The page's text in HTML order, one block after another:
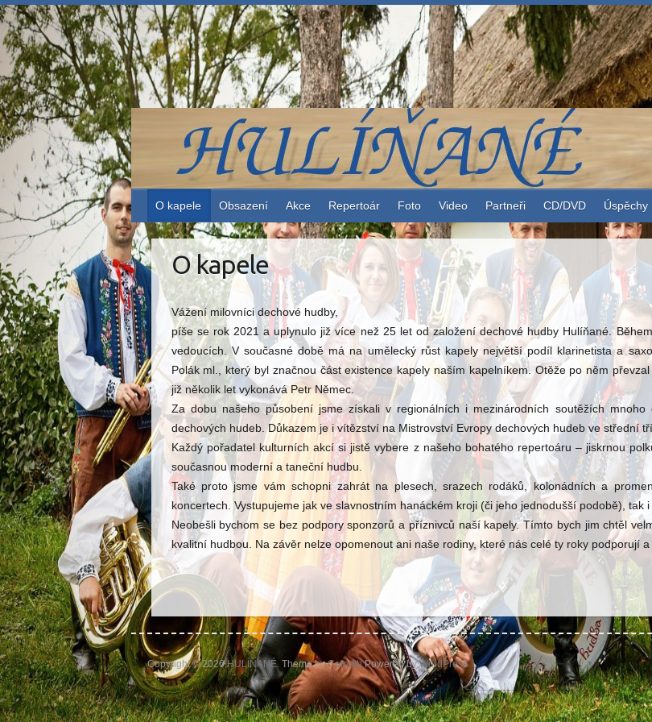
Skip
to
content
O kapele Obsazení Akce Repertoár Foto Video Partneři CD/DVD Úspěchy
O kapele
Vážení milovníci dechové hudby,
píše se rok 2021 a uplynulo již více než 25 let od založení dechové hudby Hulíňané.
vedoucích. V současné době má na umělecký růst kapely největší podíl klarinetista a
Polák ml., který byl značnou část existence kapely naším kapelníkem. Otěže po něm
již několik let vykonává Petr Němec.
Za dobu našeho působení jsme získali v regionálních i mezinárodních soutěžích
dechových hudeb. Důkazem je i vítězství na Mistrovství Evropy dechových hudeb ve střední
Každý pořadatel kulturních akcí si jistě vybere z našeho bohatého repertoáru – jiskrnou
současnou moderní a taneční hudbu.
Také proto jsme vám schopni zahrát na plesech, srazech rodáků, kolonádních a
koncertech. Vystupujeme jak ve slavnostním hanáckém kroji (či jeho jednodušší podobě), tak i
Neobešli bychom se bez podpory sponzorů a příznivců naší kapely. Tímto bych jim chtěl
kvalitní hudbou. Na závěr nelze opomenout ani naše rodiny, které nás celé ty roky podporují
Copyright © 2026HULÍŇANÉ. Theme byColorlibPowered byWordPress